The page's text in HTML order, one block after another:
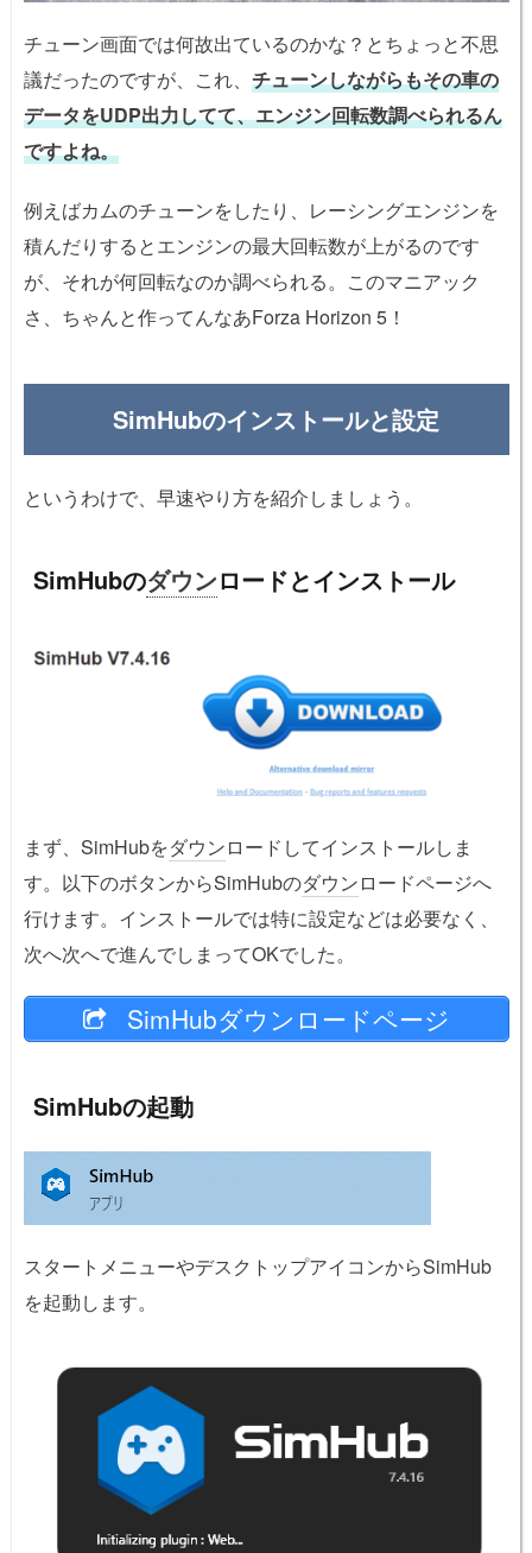
チューン画面では何故出ているのかな？とちょっと不思
議だったのですが、これ、 チューンしながらもその車の
データをUDP出力してて、エンジン回転数調べられるん
ですよね。
例えばカムのチューンをしたり、レーシングエンジンを
積んだりするとエンジンの最大回転数が上がるのです
が、それが何回転なのか調べられる。このマニアック
さ、ちゃんと作ってんなあForza Horizon 5！
SimHubのインストールと設定
というわけで、早速やり方を紹介しましょう。
SimHubのダウンロードとインストール
まず、SimHubをダウンロードしてインストールしま
す。以下のボタンからSimHubのダウンロードページへ
行けます。インストールでは特に設定などは必要なく、
次へ次へで進んでしまってOKでした。
SimHubダウンロードページ
SimHubの起動
スタートメニューやデスクトップアイコンからSimHub
を起動します。